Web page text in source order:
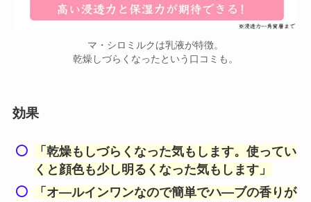
マ・シロミルクは乳液が特徴。
乾燥しづらくなったという口コミも。
効果
「乾燥もしづらくなった気もします。使ってい
くと顔色も少し明るくなった気もします」
「オ―ルインワンなので簡単でハ―ブの香りが